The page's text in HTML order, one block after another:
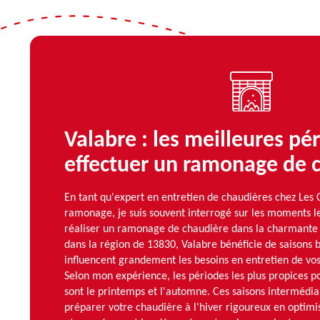
Valabre : les meilleures
effectuer un ramonage de
En tant qu'expert en entretien de chaudières chez Les
ramonage, je suis souvent interrogé sur les moments
réaliser un ramonage de chaudière dans la
dans la région de 13830, Valabre bénéficie de saisons
influencent grandement les besoins en entretien de
Selon mon expérience, les périodes les plus propices
sont le printemps et l'automne. Ces saisons
préparer votre chaudière à l'hiver rigoureux en